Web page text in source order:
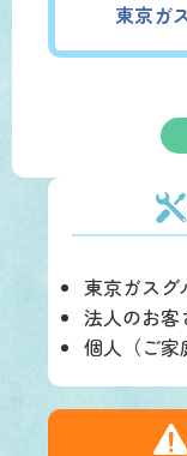
東京ガ
東京ガスグ
法人のお客
個人（ご家